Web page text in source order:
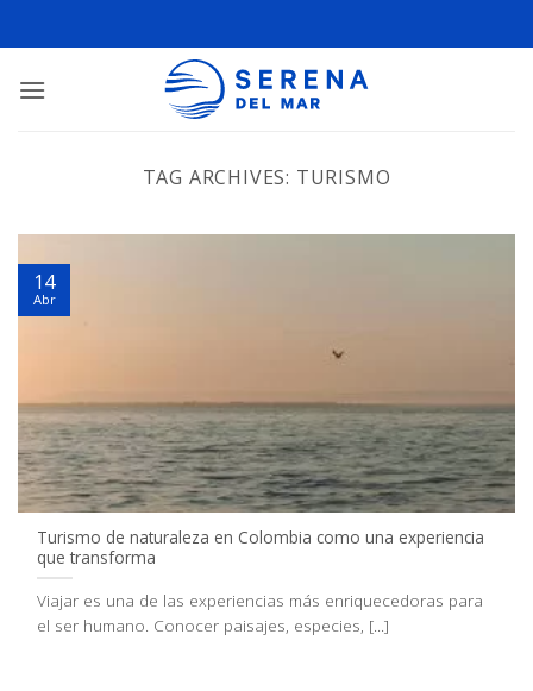
TAG ARCHIVES: TURISMO
Turismo de naturaleza en Colombia como una experiencia
que transforma
Viajar es una de las experiencias más enriquecedoras para
el ser humano. Conocer paisajes, especies, [...]
14
Abr